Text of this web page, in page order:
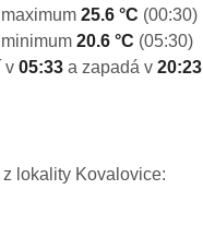
25.6 °C (00:30)
20.6 °C (05:30)
v 05:33 a zapadá v 20:23
lokality Kovalovice: